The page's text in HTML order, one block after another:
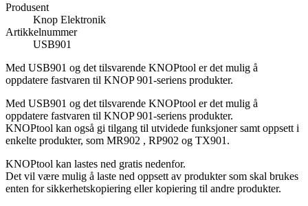
Produsent
Knop Elektronik
Artikkelnummer
USB901
Med USB901 og det tilsvarende KNOPtool er det mulig å
oppdatere fastvaren til KNOP 901-seriens produkter.
Med USB901 og det tilsvarende KNOPtool er det mulig å
oppdatere fastvaren til KNOP 901-seriens produkter.
KNOPtool kan også gi tilgang til utvidede funksjoner samt oppsett i
enkelte produkter, som MR902 , RP902 og TX901.
KNOPtool kan lastes ned gratis nedenfor.
Det vil være mulig å laste ned oppsett av produkter som skal brukes
enten for sikkerhetskopiering eller kopiering til andre produkter.